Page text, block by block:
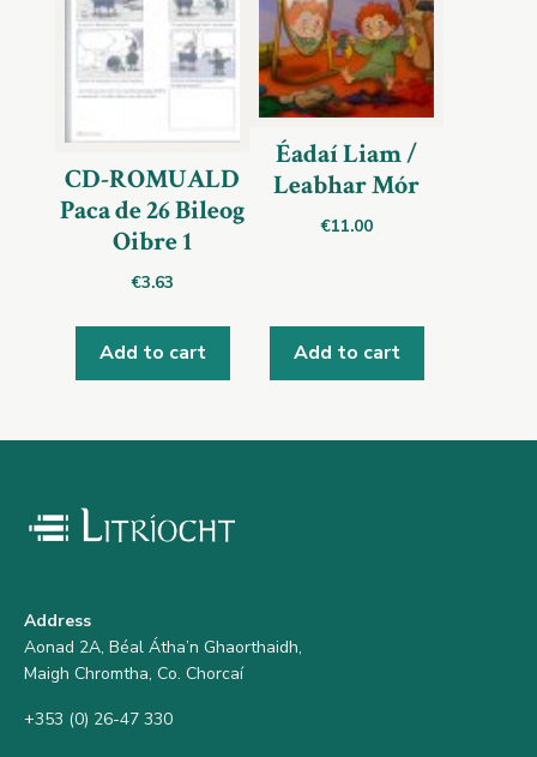
CD-ROMUALD
Paca de 26 Bileog
Oibre 1
€3.63
Add to cart
Éadaí Liam /
Leabhar Mór
€11.00
Add to cart
Address
Aonad 2A, Béal Átha’n Ghaorthaidh,
Maigh Chromtha, Co. Chorcaí
+353 (0) 26-47 330